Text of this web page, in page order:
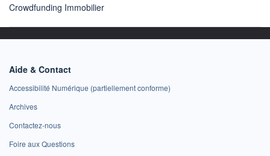
Crowdfunding Immobilier
Aide & Contact
Accessibilité Numérique (partiellement conforme)
Archives
Contactez-nous
Foire aux Questions